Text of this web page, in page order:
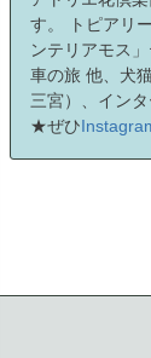
す。 トピアリ
ンテリアモス
車の旅 他、犬
三宮）、イン
★ぜひ